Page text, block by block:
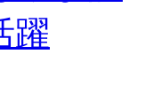
躍